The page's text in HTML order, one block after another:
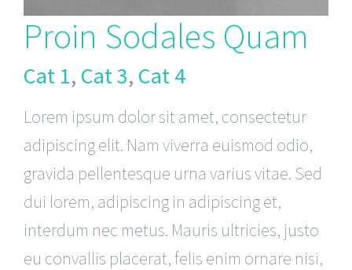
Proin Sodales Quam
Cat 1, Cat 3, Cat 4
Lorem ipsum dolor sit amet, consectetur
adipiscing elit. Nam viverra euismod odio,
gravida pellentesque urna varius vitae. Sed
dui lorem, adipiscing in adipiscing et,
interdum nec metus. Mauris ultricies, justo
eu convallis placerat, felis enim ornare nisi,